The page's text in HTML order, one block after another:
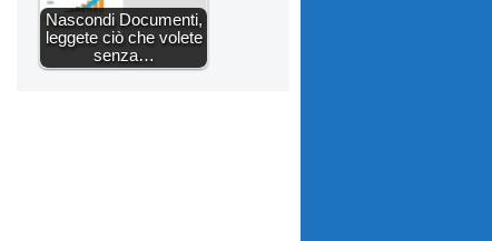
Nascondi Documenti,
leggete ciò che volete
senza…